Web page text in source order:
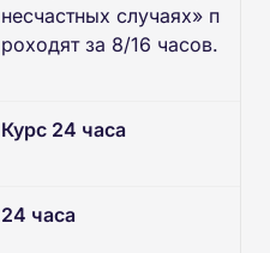
несчастных случаях» п
роходят за 8/16 часов.
Курс 24 часа
24 часа